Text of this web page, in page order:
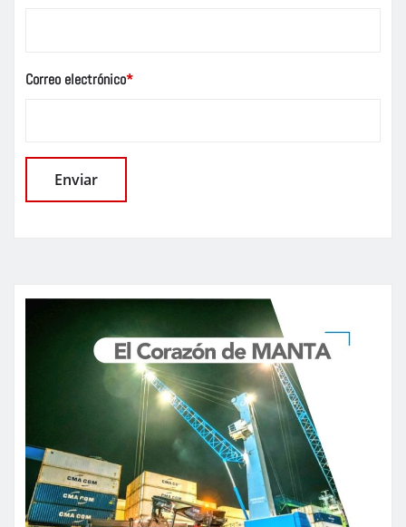
Correo electrónico*